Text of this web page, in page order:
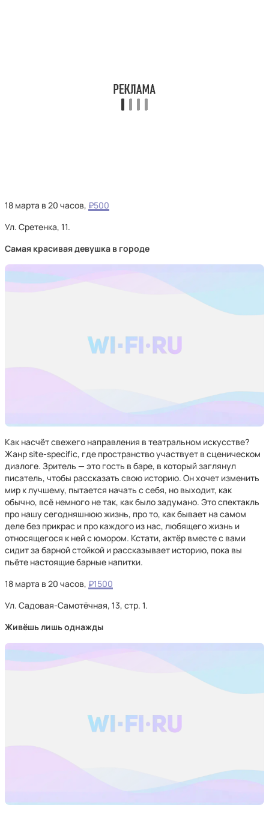
18 марта в 20 часов, ₽500
Ул. Сретенка, 11.
Самая красивая девушка в городе
Как насчёт свежего направления в театральном искусстве?
Жанр site-specific, где пространство участвует в сценическом
диалоге. Зритель — это гость в баре, в который заглянул
писатель, чтобы рассказать свою историю. Он хочет изменить
мир к лучшему, пытается начать с себя, но выходит, как
обычно, всё немного не так, как было задумано. Это спектакль
про нашу сегодняшнюю жизнь, про то, как бывает на самом
деле без прикрас и про каждого из нас, любящего жизнь и
относящегося к ней с юмором. Кстати, актёр вместе с вами
сидит за барной стойкой и рассказывает историю, пока вы
пьёте настоящие барные напитки.
18 марта в 20 часов, ₽1500
Ул. Садовая-Самотёчная, 13, стр. 1.
Живёшь лишь однажды